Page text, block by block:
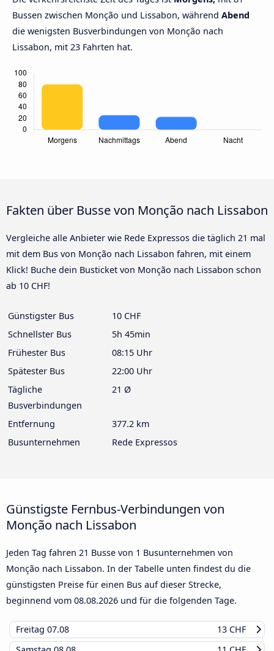
Bussen zwischen Monção und Lissabon, während Abend
die wenigsten Busverbindungen von Monção nach
Lissabon, mit 23 Fahrten hat.
Fakten über Busse von Monção nach Lissabon
Vergleiche alle Anbieter wie Rede Expressos die täglich 21 mal
mit dem Bus von Monção nach Lissabon fahren, mit einem
Klick! Buche dein Busticket von Monção nach Lissabon schon
ab 10 CHF!
Günstigster Bus
10 CHF
Schnellster Bus
5h 45min
Frühester Bus
08:15 Uhr
Spätester Bus
22:00 Uhr
Tägliche
Busverbindungen
21 Ø
Entfernung
377.2 km
Busunternehmen
Rede Expressos
Günstigste Fernbus-Verbindungen von
Monção nach Lissabon
Jeden Tag fahren 21 Busse von 1 Busunternehmen von
Monção nach Lissabon. In der Tabelle unten findest du die
günstigsten Preise für einen Bus auf dieser Strecke,
beginnend vom 08.08.2026 und für die folgenden Tage.
Freitag 07.08
13 CHF